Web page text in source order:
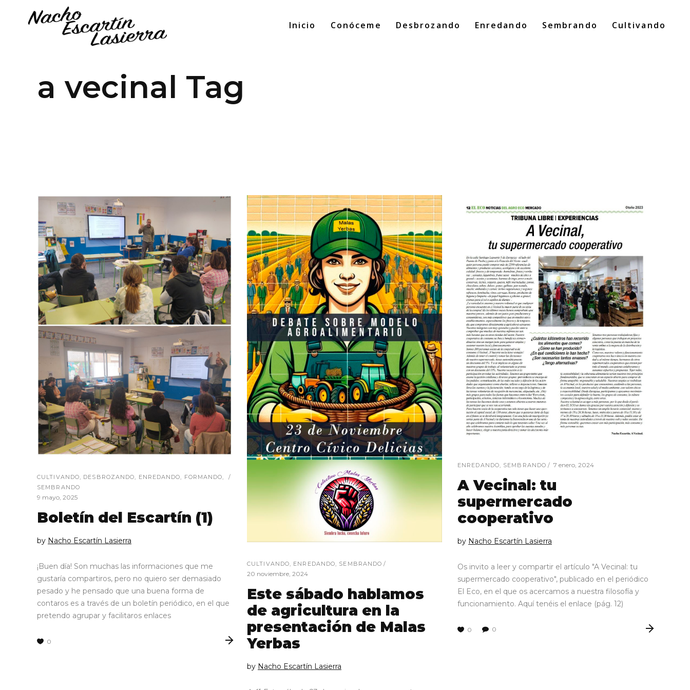
Inicio Conóceme Desbrozando Enredando Sembrando Cultivando
a vecinal Tag
CULTIVANDO DESBROZANDO ENREDANDO FORMANDO
SEMBRANDO
9 mayo, 2025
Boletín del Escartín (1)
by Nacho Escartín Lasierra
¡Buen día! Son muchas las informaciones que me
gustaría compartiros, pero no quiero ser demasiado
pesado y he pensado que una buena forma de
contaros es a través de un boletín periódico, en el que
pretendo agrupar y facilitaros enlaces
0
CULTIVANDO ENREDANDO SEMBRANDO
20 noviembre, 2024
Este sábado hablamos
de agricultura en la
presentación de Malas
Yerbas
by Nacho Escartín Lasierra
ENREDANDO, SEMBRANDO 7 enero, 2024
A Vecinal: tu
supermercado
cooperativo
by Nacho Escartín Lasierra
Os invito a leer y compartir el artículo "A Vecinal: tu
supermercado cooperativo", publicado en el periódico
El Eco, en el que os acercamos a nuestra filosofía y
funcionamiento. Aquí tenéis el enlace (pág. 12)
0 0